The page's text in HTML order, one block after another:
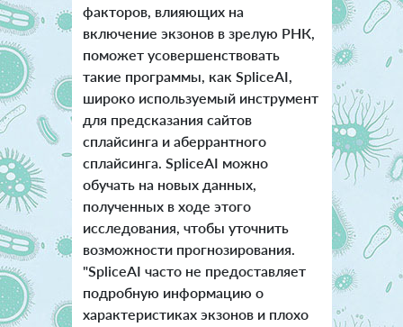
факторов, влияющих на
включение экзонов в зрелую РНК,
поможет усовершенствовать
такие программы, как SpliceAI,
широко используемый инструмент
для предсказания сайтов
сплайсинга и аберрантного
сплайсинга. SpliceAI можно
обучать на новых данных,
полученных в ходе этого
исследования, чтобы уточнить
возможности прогнозирования.
"SpliceAI часто не предоставляет
подробную информацию о
характеристиках экзонов и плохо